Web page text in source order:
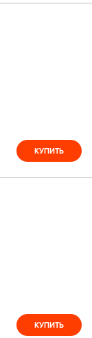
КУПИТЬ
КУПИТЬ